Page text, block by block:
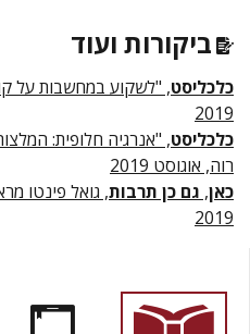
ביקורות ועוד
כלכליסט, "לשקוע במחשבות על
2019
כלכליסט, "אנרגיה חלופית:
רוה, אוגוסט 2019
כאן, גם כן תרבות, גואל פינטו
2019